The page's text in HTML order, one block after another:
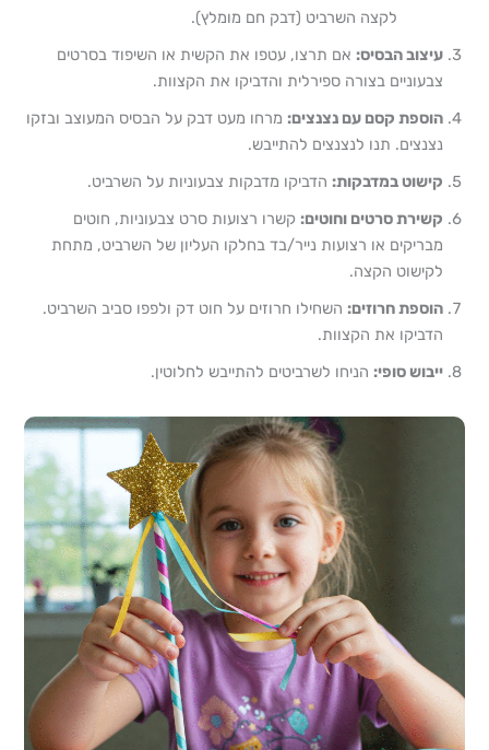
לקצה השרביט (דבק חם מומלץ).
עיצוב הבסיס: אם תרצו, עטפו את הקשית או השיפוד בסרטים
צבעוניים בצורה ספירלית והדביקו את הקצוות.
הוספת קסם עם נצנצים: מרחו מעט דבק על הבסיס המעוצב ובזקו
נצנצים. תנו לנצנצים להתייבש.
קישוט במדבקות: הדביקו מדבקות צבעוניות על השרביט.
קשירת סרטים וחוטים: קשרו רצועות סרט צבעוניות, חוטים
מבריקים או רצועות נייר/בד בחלקו העליון של השרביט, מתחת
לקישוט הקצה.
הוספת חרוזים: השחילו חרוזים על חוט דק ולפפו סביב השרביט.
הדביקו את הקצוות.
ייבוש סופי: הניחו לשרביטים להתייבש לחלוטין.